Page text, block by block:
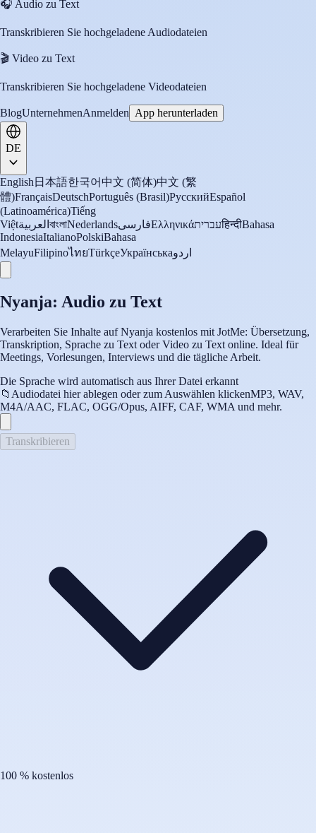
🎧 Audio zu Text
Transkribieren Sie hochgeladene Audiodateien
🎬 Video zu Text
Transkribieren Sie hochgeladene Videodateien
BlogUnternehmenAnmelden App herunterladen
DE
English 日本語한국어中文 (简体)中文 (繁
體)FrançaisDeutschPortuguês (Brasil)РусскийEspañol
(Latinoamérica)Tiếng
Việtالعربية বাংলাNederlandsفارسیΕλληνικάעבריתहिन्दीBahasa
IndonesiaItalianoPolskiBahasa
MelayuFilipinoไทยTürkçeУкраїнськаاردو
Nyanja: Audio zu Text
Verarbeiten Sie Inhalte auf Nyanja kostenlos mit JotMe: Übersetzung,
Transkription, Sprache zu Text oder Video zu Text online. Ideal für
Meetings, Vorlesungen, Interviews und die tägliche Arbeit.
Die Sprache wird automatisch aus Ihrer Datei erkannt
📁 Audiodatei hier ablegen oder zum Auswählen klickenMP3, WAV,
M4A/AAC, FLAC, OGG/Opus, AIFF, CAF, WMA und mehr.
Transkribieren
100 % kostenlos